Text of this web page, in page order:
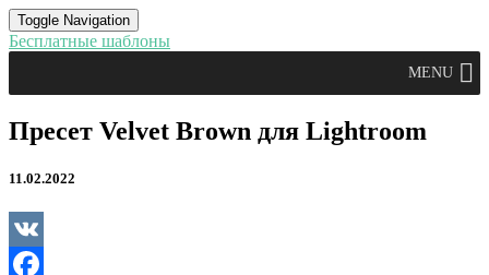
Toggle Navigation
Бесплатные шаблоны
MENU
Пресет
Velvet
для
Пресет Velvet Brown для Lightroom
11.02.2022
VK